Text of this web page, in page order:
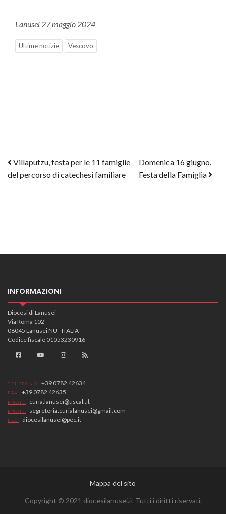
Lanusei 27 maggio 2024
Ultime notizie Vescovo
Post navigation
Villaputzu, festa per le 11 famiglie
del percorso di catechesi familiare
Domenica 16 giugno.
Festa della Famiglia
INFORMAZIONI
Diocesi di Lanusei
Via Roma 102
08045 Lanusei NU - ITALIA
Codice fiscale 01053230916
TELEFONO +39 0782 42634
FAX +39 0782 42635
EMAIL curia.lanusei@tiscali.it
EMAIL segreteria.curialanusei@gmail.com
PEC diocesilanusei@pec.it
Mappa del sito
Copyright © 2021 diocesilanusei.it Tutti i diritti riservati.